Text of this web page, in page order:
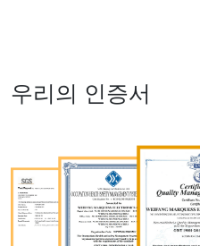
우리의 인증서